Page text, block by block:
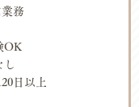
務
OK
し
日以上